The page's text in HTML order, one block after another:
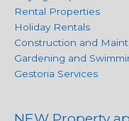
Rental Properties
Holiday Rentals
Construction and
Gardening and
Gestoria Services